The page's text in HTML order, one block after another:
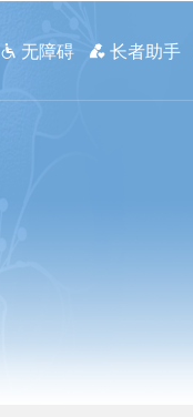
 无障碍  长者助手